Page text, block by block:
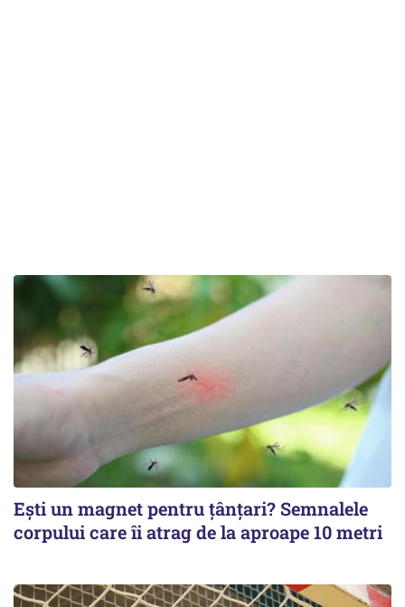
Ești un magnet pentru țânțari? Semnalele
corpului care îi atrag de la aproape 10 metri